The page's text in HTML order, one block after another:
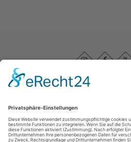
Haftungsausschluss
Sauerland-Höhenflug Im Ohle 12